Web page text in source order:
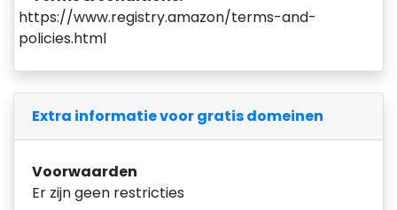
https://www.registry.amazon/terms-and-
policies.html
Extra informatie voor gratis domeinen
Voorwaarden
Er zijn geen restricties